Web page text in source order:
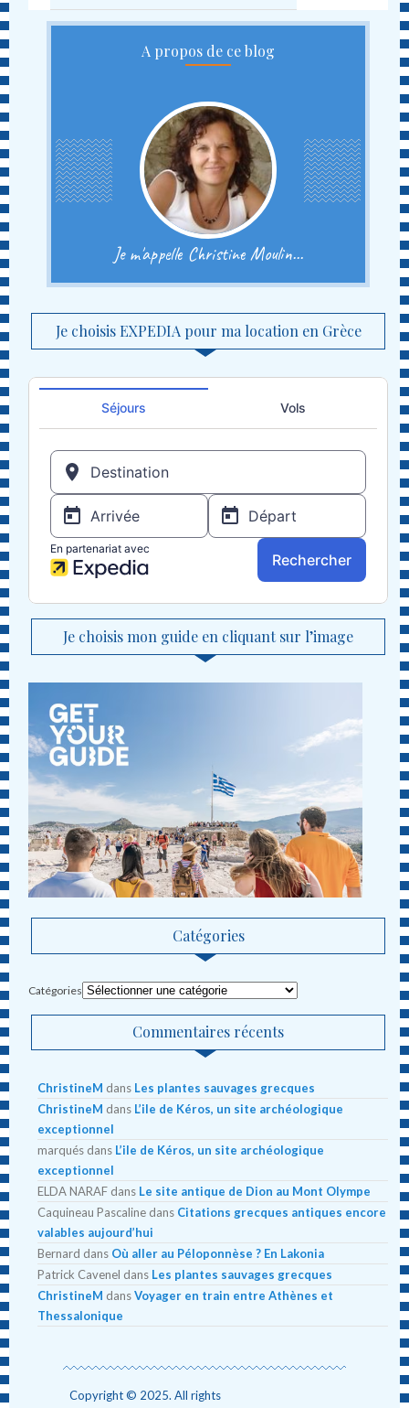
A propos de ce blog
Je m'appelle Christine Moulin...
Je choisis EXPEDIA pour ma location en Grèce
Je choisis mon guide en cliquant sur l’image
Catégories
Catégories
Commentaires récents
ChristineM dans Les plantes sauvages grecques
ChristineM dans L’ile de Kéros, un site archéologique
exceptionnel
marqués dans L’ile de Kéros, un site archéologique
exceptionnel
ELDA NARAF dans Le site antique de Dion au Mont Olympe
Caquineau Pascaline dans Citations grecques antiques encore
valables aujourd’hui
Bernard dans Où aller au Péloponnèse ? En Lakonia
Patrick Cavenel dans Les plantes sauvages grecques
ChristineM dansVoyager en train entre Athènes et
Thessalonique
Copyright © 2025. All rights